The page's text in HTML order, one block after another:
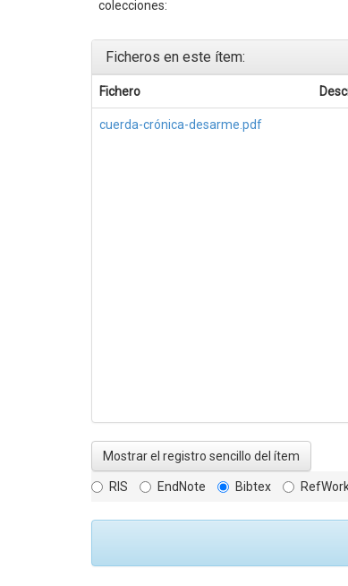
colecciones:
Ficheros en este ítem:
Fichero
cuerda-crónica-desarme.pdf
Mostrar el registro sencillo del ítem
RIS EndNote Bibtex